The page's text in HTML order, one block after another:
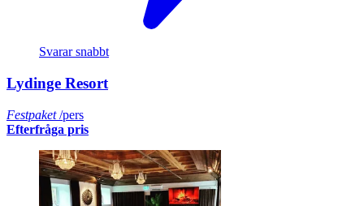
Svarar snabbt
Lydinge Resort
Festpaket/pers
Efterfråga pris